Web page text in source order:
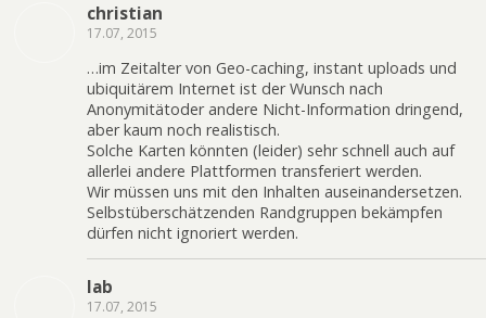
christian
17.07, 2015
…im Zeitalter von Geo-caching, instant uploads und
ubiquitärem Internet ist der Wunsch nach
Anonymitätoder andere Nicht-Information dringend,
aber kaum noch realistisch.
Solche Karten könnten (leider) sehr schnell auch auf
allerlei andere Plattformen transferiert werden.
Wir müssen uns mit den Inhalten auseinandersetzen.
Selbstüberschätzenden Randgruppen bekämpfen
dürfen nicht ignoriert werden.
lab
17.07, 2015